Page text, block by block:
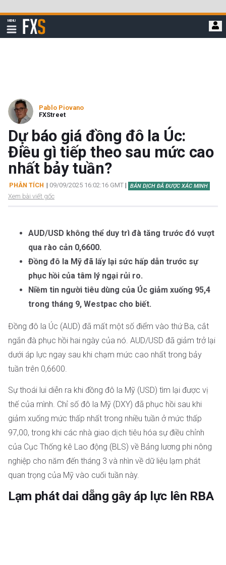
qua
đi
MENU
Hiển
thị
FXStreet
Pablo Piovano
FXStreet
Dự báo giá đồng đô la Úc:
Điều gì tiếp theo sau mức cao
nhất bảy tuần?
PHÂN TÍCH | 09/09/2025 16:02:16 GMT | BẢN DỊCH ĐÃ ĐƯỢC XÁC MINH
Xem bài viết gốc
AUD/USD không thể duy trì đà tăng trước đó vượt
qua rào cản 0,6600.
Đồng đô la Mỹ đã lấy lại sức hấp dẫn trước sự
phục hồi của tâm lý ngại rủi ro.
Niềm tin người tiêu dùng của Úc giảm xuống 95,4
trong tháng 9, Westpac cho biết.
Đồng đô la Úc (AUD) đã mất một số điểm vào thứ Ba, cắt
ngắn đà phục hồi hai ngày của nó. AUD/USD đã giảm trở lại
dưới áp lực ngay sau khi chạm mức cao nhất trong bảy
tuần trên 0,6600.
Sự thoái lui diễn ra khi đồng đô la Mỹ (USD) tìm lại được vị
thế của mình. Chỉ số đô la Mỹ (DXY) đã phục hồi sau khi
giảm xuống mức thấp nhất trong nhiều tuần ở mức thấp
97,00, trong khi các nhà giao dịch tiêu hóa sự điều chỉnh
của Cục Thống kê Lao động (BLS) về Bảng lương phi nông
nghiệp cho năm đến tháng 3 và nhìn về dữ liệu lạm phát
quan trọng của Mỹ vào cuối tuần này.
Lạm phát dai dẵng gây áp lực lên RBA